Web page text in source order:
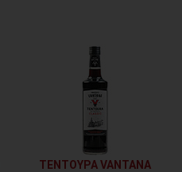
ΤΕΝΤΟΥΡΑ VANTANA